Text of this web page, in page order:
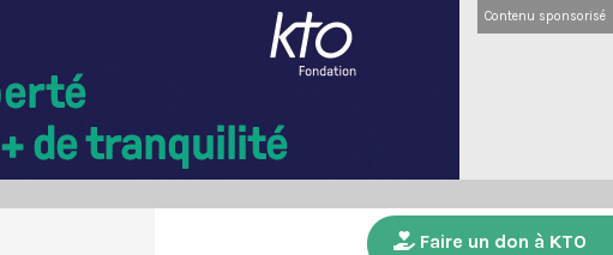
Contenu sponsorisé
Faire un don à KTO